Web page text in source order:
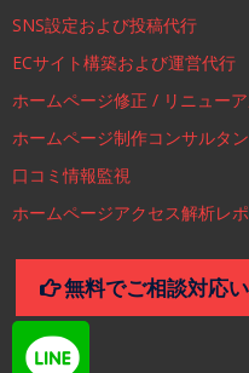
SNS設定および投稿代行
ECサイト構築および運営代行
ホームページ修正 / リニュー
ホームページ制作コンサルタ
口コミ情報監視
ホームページアクセス解析レ
無料でご相談対応